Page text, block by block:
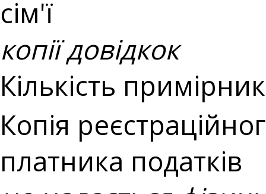
сім'ї
копії довідкок
Кількість
Копія
платника податків